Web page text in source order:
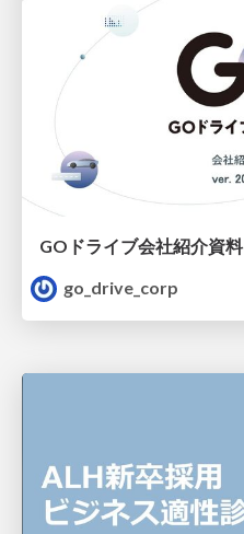
GOドライブ会社紹介資料
go_drive_corp